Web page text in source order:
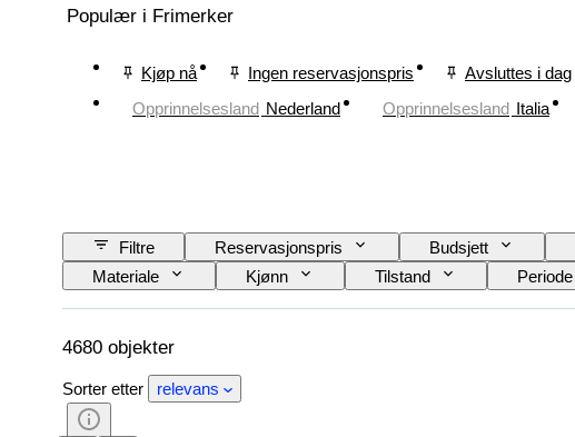
Populær i Frimerker
Kjøp nå Ingen reservasjonspris Avsluttes i dag
Opprinnelsesland Nederland Opprinnelsesland Italia
Filtre Reservasjonspris Budsjett
Materiale
Kjønn Tilstand Periode
Binding
Utgave nr Språk Farge
4680 objekter
Sorter etter relevans